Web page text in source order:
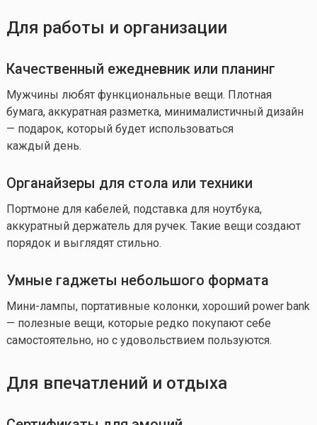
Для работы и организации
Качественный ежедневник или планинг
Мужчины любят функциональные вещи. Плотная
бумага, аккуратная разметка, минималистичный дизайн
— подарок, который будет использоваться
каждый день.
Органайзеры для стола или техники
Портмоне для кабелей, подставка для ноутбука,
аккуратный держатель для ручек. Такие вещи создают
порядок и выглядят стильно.
Умные гаджеты небольшого формата
Мини-лампы, портативные колонки, хороший power bank
— полезные вещи, которые редко покупают себе
самостоятельно, но с удовольствием пользуются.
Для впечатлений и отдыха